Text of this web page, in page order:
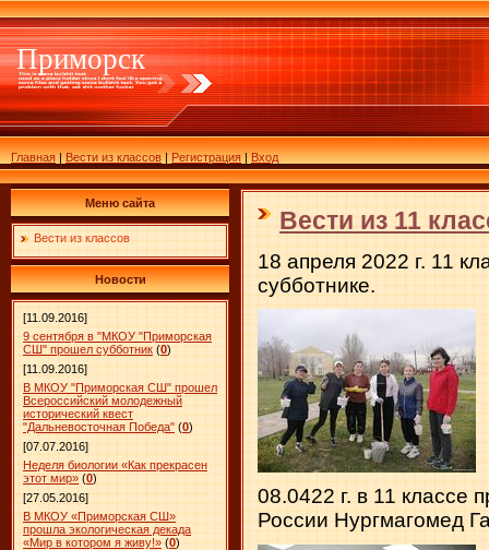
Приморск
Главная|Вести из классов|Регистрация|Вход
Меню сайта
Вести из классов
Новости
[11.09.2016]
9 сентября в "МКОУ "Приморская
СШ" прошел субботник (0)
[11.09.2016]
В МКОУ "Приморская СШ" прошел
Всероссийский молодежный
исторический квест
"Дальневосточная Победа" (0)
[07.07.2016]
Неделя биологии «Как прекрасен
этот мир» (0)
[27.05.2016]
В МКОУ «Приморская СШ»
прошла экологическая декада
«Мир в котором я живу!» (0)
Вести из 11
18 апреля 2022 г. 11
субботнике.
08.0422 г. в 11 классе
России Нургмагомед